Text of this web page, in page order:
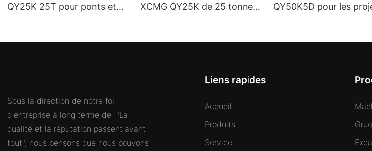
QY25K 25T pour ponts et
XCMG QY25K de 25 tonnes
QY50K5D pour les
Sous la direction de notre foi
d'entreprise à long terme de "La
qualité et la réputation passent avant
tout", nous pensons que nous pouvons
Liens rapides
Accueil
Produits
Service
Grue